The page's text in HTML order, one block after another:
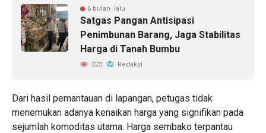
6 bulan lalu
Satgas Pangan Antisipasi
Penimbunan Barang, Jaga Stabilitas
Harga di Tanah Bumbu
223 Redaksi
Dari hasil pemantauan di lapangan, petugas tidak
menemukan adanya kenaikan harga yang signifikan pada
sejumlah komoditas utama. Harga sembako terpantau